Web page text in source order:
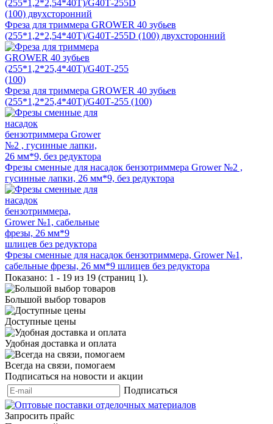
Фреза для триммера GROWER 40 зубьев
(255*1,2*2,54*40T)/G40Т-255D (100) двухсторонний
Фреза для триммера GROWER 40 зубьев
(255*1,2*25,4*40T)/G40Т-255 (100)
Фрезы сменные для насадок бензотриммера Grower №2 ,
гусинные лапки, 26 мм*9, без редуктора
Фрезы сменные для насадок бензотриммера, Grower №1,
сабельные фрезы, 26 мм*9 шлицев без редуктора
Показано: 1 - 19 из 19 (страниц 1).
Большой выбор товаров
Доступные цены
Удобная доставка и оплата
Всегда на связи, помогаем
Подписаться на новости и акции
Подписаться
Запросить прайс